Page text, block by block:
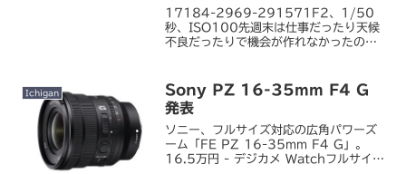
17184-2969-291571F2、1/50
秒、ISO100先週末は仕事だったり天候
不良だったりで機会が作れなかったの
試し撮りに出かけたいと思っていた...
Ichigan
Sony PZ 16-35mm F4 G
発表
ソニー、フルサイズ対応の広角パワーズ
ーム「FE PZ 16-35mm F4 G」。
16.5万円 - デジカメ Watchフルサイズ